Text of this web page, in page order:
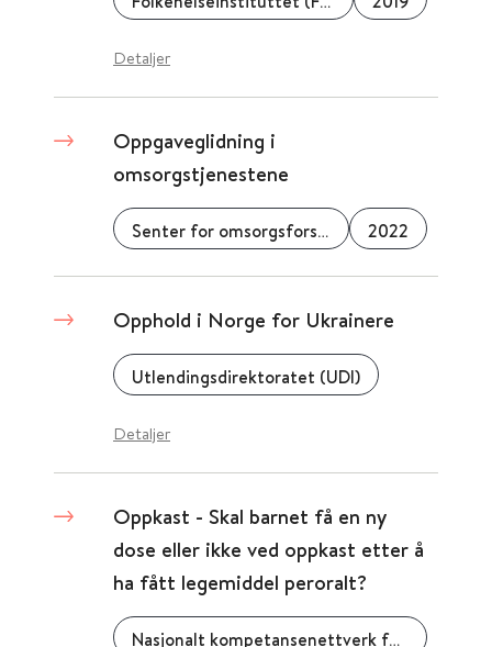
Detaljer
Oppgaveglidning i
omsorgstjenestene
Senter for omsorgsforskning 2022
Opphold i Norge for Ukrainere
Utlendingsdirektoratet (UDI)
Detaljer
Oppkast - Skal barnet få en ny
dose eller ikke ved oppkast etter å
ha fått legemiddel peroralt?
Nasjonalt kompetansenettverk for legemidler til barn